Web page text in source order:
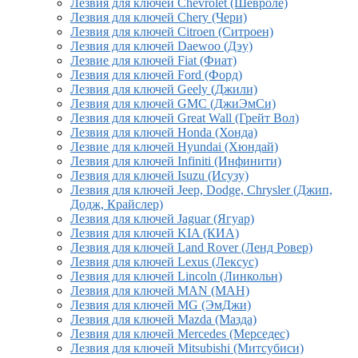
Лезвия для ключей Chevrolet (Шевроле)
Лезвия для ключей Chery (Чери)
Лезвия для ключей Citroen (Ситроен)
Лезвия для ключей Daewoo (Дэу)
Лезвие для ключей Fiat (Фиат)
Лезвия для ключей Ford (Форд)
Лезвия для ключей Geely (Джили)
Лезвия для ключей GMC (ДжиЭмСи)
Лезвия для ключей Great Wall (Грейт Вол)
Лезвия для ключей Honda (Хонда)
Лезвие для ключей Hyundai (Хюндай)
Лезвия для ключей Infiniti (Инфинити)
Лезвия для ключей Isuzu (Исузу)
Лезвия для ключей Jeep, Dodge, Chrysler (Джип,
Додж, Крайслер)
Лезвия для ключей Jaguar (Ягуар)
Лезвия для ключей KIA (КИА)
Лезвия для ключей Land Rover (Ленд Ровер)
Лезвия для ключей Lexus (Лексус)
Лезвия для ключей Lincoln (Линкольн)
Лезвия для ключей MAN (МАН)
Лезвия для ключей MG (ЭмДжи)
Лезвия для ключей Mazda (Мазда)
Лезвия для ключей Mercedes (Мерседес)
Лезвия для ключей Mitsubishi (Митсубиси)